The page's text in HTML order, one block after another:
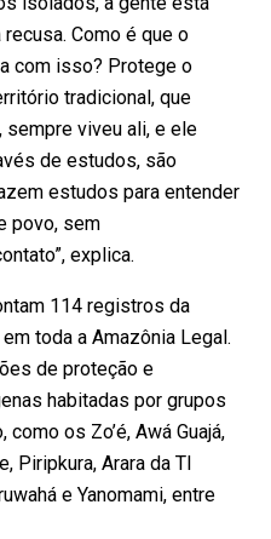
Como é que o
com isso? Protege o
tradicional, que
sempre viveu ali, e ele
de estudos, são
estudos para entender
povo, sem
explica.
114 registros da
toda a Amazônia Legal.
de proteção e
habitadas por grupos
os Zo’é, Awá Guajá,
Piripkura, Arara da TI
e Yanomami, entre